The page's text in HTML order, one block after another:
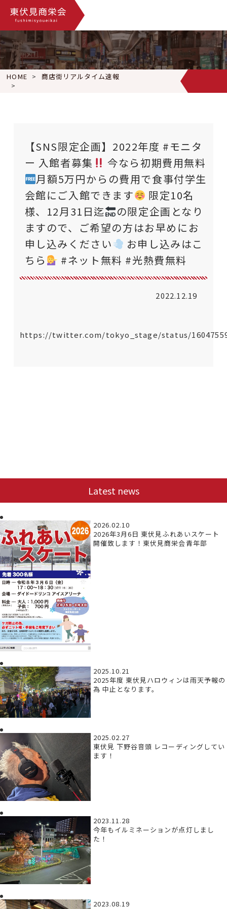
HOME
商店街リアルタイム速報
【SNS限定企画】2022年度 #モニター 入館者募集
【SNS限定企画】2022年度 #モニタ
ー 入館者募集
今なら初期費用無料
月額5万円からの費用で食事付学生
会館にご入館できます
限定10名
様、12月31日迄
の限定企画となり
ますので、ご希望の方はお早めにお
申し込みください
お申し込みはこ
ちら
#ネット無料 #光熱費無料
2022.12.19
https://twitter.com/tokyo_stage/status/
Latest news
2026.02.10
2026年3月6日 東伏見ふれあいスケート
開催致します！東伏見商栄会青年部
2025.10.21
2025年度 東伏見ハロウィンは雨天予報の
為 中止となります。
2025.02.27
東伏見 下野谷音頭 レコーディングしてい
ます！
2023.11.28
今年もイルミネーションが点灯しまし
た！
2023.08.19